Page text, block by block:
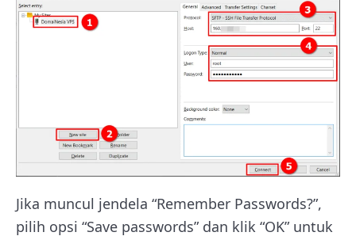
Jika muncul jendela “Remember Passwords?”,
pilih opsi “Save passwords” dan klik “OK” untuk